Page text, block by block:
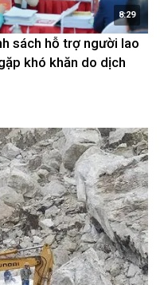
8:29
sách hỗ trợ người lao
khó khăn do dịch